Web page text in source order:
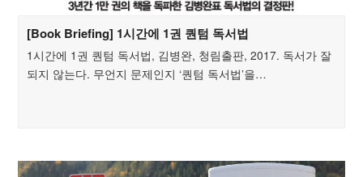
[Book Briefing] 1시간에 1권 퀀텀 독서법
1시간에 1권 퀀텀 독서법, 김병완, 청림출판, 2017. 독서가 잘
되지 않는다. 무언지 문제인지 ‘퀀텀 독서법’을…